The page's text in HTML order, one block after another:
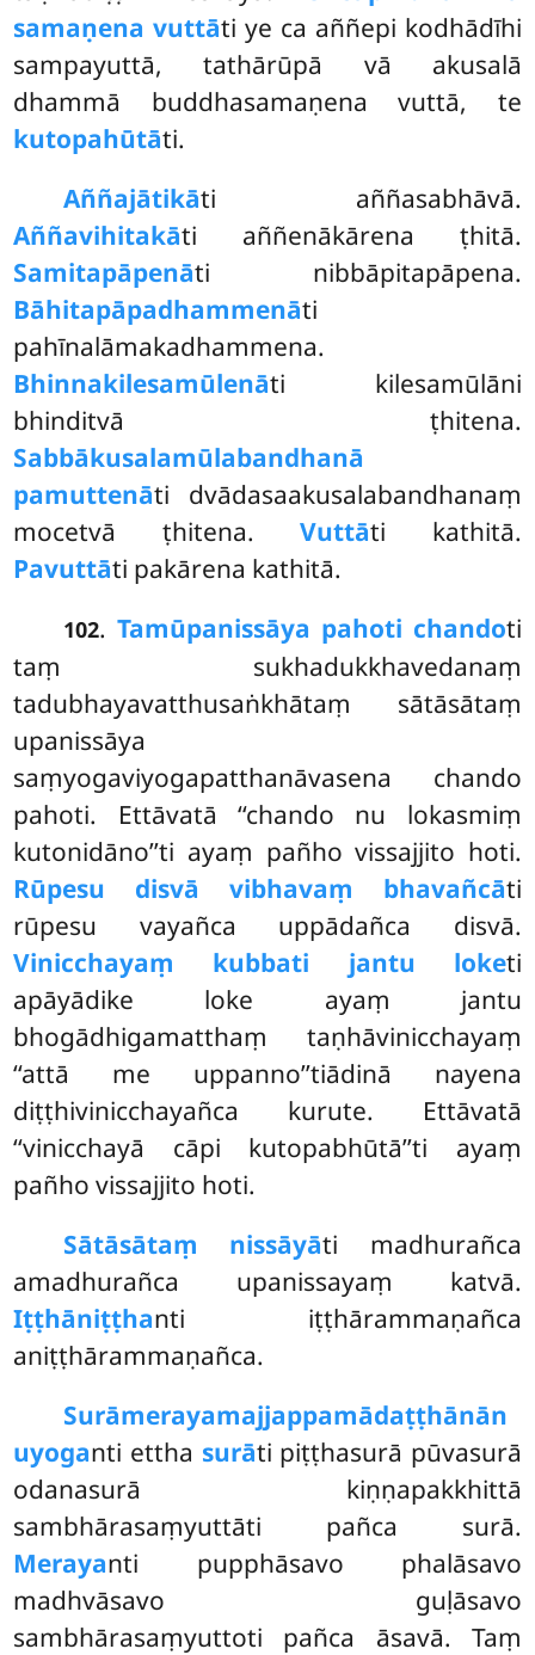
samaṇena vuttāti ye ca aññepi kodhādīhi
sampayuttā, tathārūpā vā akusalā
dhammā buddhasamaṇena vuttā, te
kutopahūtāti.
Aññajātikāti aññasabhāvā.
Aññavihitakāti aññenākārena ṭhitā.
Samitapāpenāti nibbāpitapāpena.
Bāhitapāpadhammenāti
pahīnalāmakadhammena.
Bhinnakilesamūlenāti kilesamūlāni
bhinditvā ṭhitena.
Sabbākusalamūlabandhanā
pamuttenāti dvādasaakusalabandhanaṃ
mocetvā ṭhitena.Vuttāti kathitā.
Pavuttāti pakārena kathitā.
102. Tamūpanissāya pahoti chandoti
taṃ sukhadukkhavedanaṃ
tadubhayavatthusaṅkhātaṃ sātāsātaṃ
upanissāya
saṃyogaviyogapatthanāvasena chando
pahoti. Ettāvatā ‘‘chando nu lokasmiṃ
kutonidāno’’ti ayaṃ pañho vissajjito hoti.
Rūpesu disvā vibhavaṃ bhavañcāti
rūpesu vayañca uppādañca disvā.
Vinicchayaṃ kubbati jantu loketi
apāyādike loke ayaṃ jantu
bhogādhigamatthaṃ taṇhāvinicchayaṃ
‘‘attā me uppanno’’tiādinā nayena
diṭṭhivinicchayañca kurute. Ettāvatā
‘‘vinicchayā cāpi kutopabhūtā’’ti ayaṃ
pañho vissajjito hoti.
Sātāsātaṃ nissāyāti madhurañca
amadhurañca upanissayaṃ katvā.
Iṭṭhāniṭṭhanti iṭṭhārammaṇañca
aniṭṭhārammaṇañca.
Surāmerayamajjappamādaṭṭhānān
uyoganti ettha surāti piṭṭhasurā pūvasurā
odanasurā kiṇṇapakkhittā
sambhārasaṃyuttāti pañca surā.
Merayanti pupphāsavo phalāsavo
madhvāsavo guḷāsavo
sambhārasaṃyuttoti pañca āsavā. Taṃ